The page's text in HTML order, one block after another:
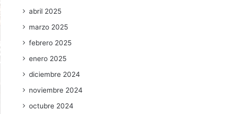
abril 2025
marzo 2025
febrero 2025
enero 2025
diciembre 2024
noviembre 2024
octubre 2024